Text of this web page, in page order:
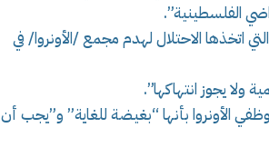
الفلسطينية”.
اتخذها الاحتلال لهدم مجمع /الأونروا/ في
ولا يجوز انتهاكها”.
الأونروا بأنها “بغيضة للغاية” و”يجب أن